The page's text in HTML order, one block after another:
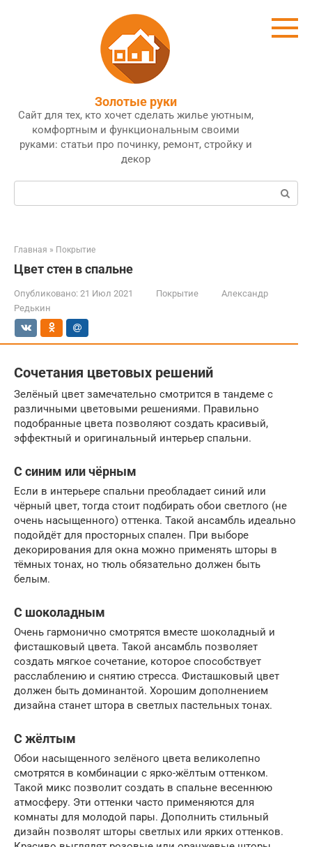
Золотые руки
Сайт для тех, кто хочет сделать жилье уютным,
комфортным и функциональным своими
руками: статьи про починку, ремонт, стройку и
декор
Поиск:
Главная » Покрытие
Цвет стен в спальне
Опубликовано: 21 Июл 2021 Покрытие
Александр
Редькин
Сочетания цветовых решений
Зелёный цвет замечательно смотрится в тандеме с
различными цветовыми решениями. Правильно
подобранные цвета позволяют создать красивый,
эффектный и оригинальный интерьер спальни.
С синим или чёрным
Если в интерьере спальни преобладает синий или
чёрный цвет, тогда стоит подбирать обои светлого (не
очень насыщенного) оттенка. Такой ансамбль идеально
подойдёт для просторных спален. При выборе
декорирования для окна можно применять шторы в
тёмных тонах, но тюль обязательно должен быть
белым.
С шоколадным
Очень гармонично смотрятся вместе шоколадный и
фисташковый цвета. Такой ансамбль позволяет
создать мягкое сочетание, которое способствует
расслаблению и снятию стресса. Фисташковый цвет
должен быть доминантой. Хорошим дополнением
дизайна станет штора в светлых пастельных тонах.
С жёлтым
Обои насыщенного зелёного цвета великолепно
смотрятся в комбинации с ярко-жёлтым оттенком.
Такой микс позволит создать в спальне весеннюю
атмосферу. Эти оттенки часто применяются для
комнаты для молодой пары. Дополнить стильный
дизайн позволят шторы светлых или ярких оттенков.